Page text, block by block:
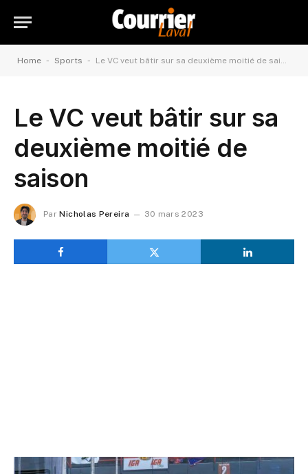
Home - Sports - Le VC veut bâtir sur sa deuxième moitié de saison
Le VC veut bâtir sur sa
deuxième moitié de
saison
Par Nicholas Pereira 30 mars 2023